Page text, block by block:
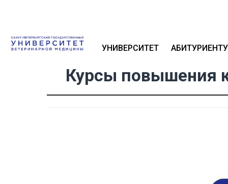
УНИВЕРСИТЕТ АБИТУРИЕНТУ
Курсы повышения